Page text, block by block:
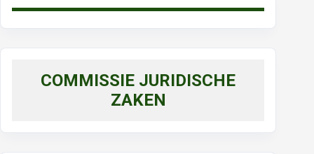
COMMISSIE JURIDISCHE
ZAKEN